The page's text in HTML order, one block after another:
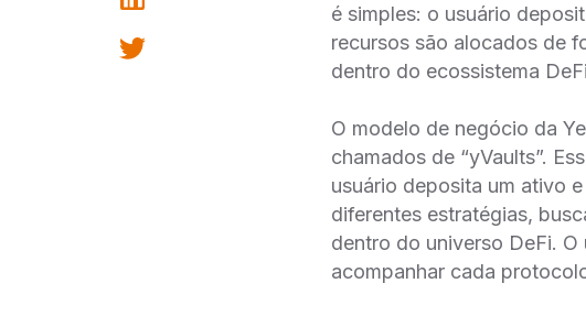
é simples: o usuário
recursos são alocados de
dentro do ecossistema
O modelo de negócio da
chamados de “yVaults”.
usuário deposita um ativo
diferentes estratégias,
dentro do universo DeFi. O
acompanhar cada